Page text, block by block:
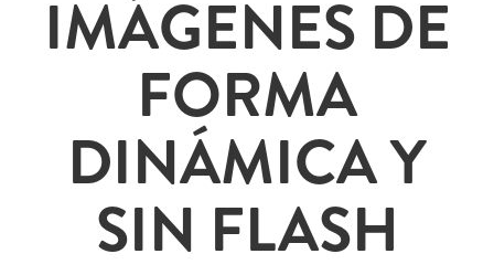
IMÁGENES DE
FORMA
DINÁMICA Y
SIN FLASH